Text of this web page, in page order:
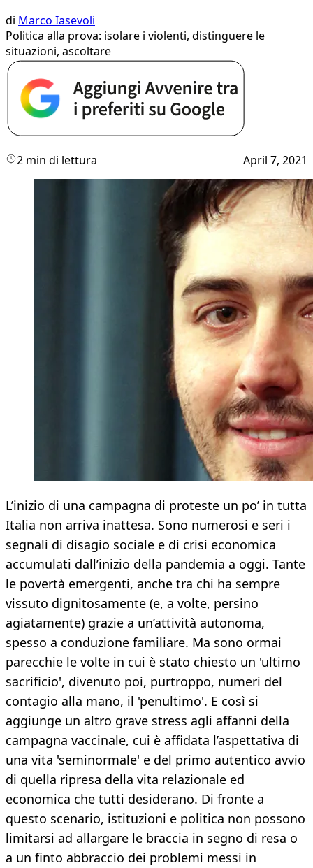
di Marco Iasevoli
Politica alla prova: isolare i violenti, distinguere le
situazioni, ascoltare
2 min di lettura April 7, 2021
L’inizio di una campagna di proteste un po’ in tutta
Italia non arriva inattesa. Sono numerosi e seri i
segnali di disagio sociale e di crisi economica
accumulati dall’inizio della pandemia a oggi. Tante
le povertà emergenti, anche tra chi ha sempre
vissuto dignitosamente (e, a volte, persino
agiatamente) grazie a un’attività autonoma,
spesso a conduzione familiare. Ma sono ormai
parecchie le volte in cui è stato chiesto un 'ultimo
sacrificio', divenuto poi, purtroppo, numeri del
contagio alla mano, il 'penultimo'. E così si
aggiunge un altro grave stress agli affanni della
campagna vaccinale, cui è affidata l’aspettativa di
una vita 'seminormale' e del primo autentico avvio
di quella ripresa della vita relazionale ed
economica che tutti desiderano. Di fronte a
questo scenario, istituzioni e politica non possono
limitarsi ad allargare le braccia in segno di resa o
a un finto abbraccio dei problemi messi in